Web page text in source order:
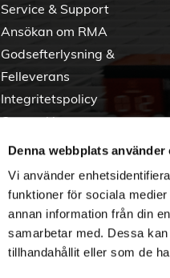
Denna webbplats använder
Vi använder
funktioner för sociala
annan information från din
samarbetar med. Dessa
tillhandahållit eller som de
Service & Support
Ansökan om RMA
Godsefterlysning &
Felleverans
Integritetspolicy
Om cookies